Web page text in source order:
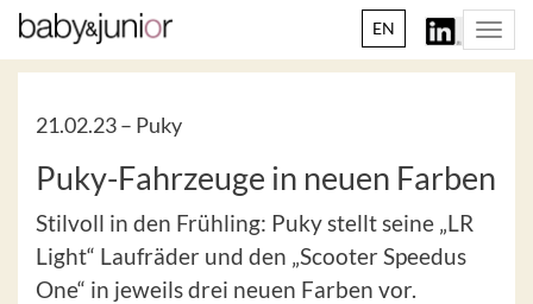
EN
21.02.23 – Puky
Puky-Fahrzeuge in neuen Farben
Stilvoll in den Frühling: Puky stellt seine „LR
Light“ Laufräder und den „Scooter Speedus
One“ in jeweils drei neuen Farben vor.